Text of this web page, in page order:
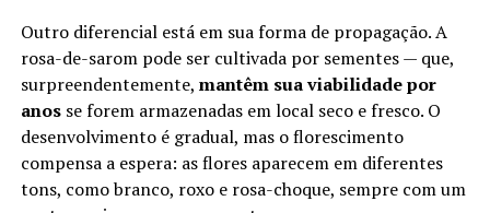
Outro diferencial está em sua forma de propagação. A
rosa-de-sarom pode ser cultivada por sementes — que,
surpreendentemente, mantêm sua viabilidade por
anosse forem armazenadas em local seco e fresco. O
desenvolvimento é gradual, mas o florescimento
compensa a espera: as flores aparecem em diferentes
tons, como branco, roxo e rosa-choque, sempre com um